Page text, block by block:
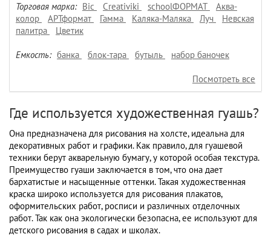
Торговая марка: Bic Creativiki schoolФОРМАТ
Аква-
колор
АРТформат Гамма Каляка-Маляка Луч
Невская
палитра
Цветик
Емкость: банка блок-тара бутыль набор баночек
Посмотреть все
Где используется художественная гуашь?
Она предназначена для рисования на холсте, идеальна для
декоративных работ и графики. Как правило, для гуашевой
техники берут акварельную бумагу, у которой особая текстура.
Преимущество гуаши заключается в том, что она дает
бархатистые и насыщенные оттенки. Такая художественная
краска широко используется для рисования плакатов,
оформительских работ, росписи и различных отделочных
работ. Так как она экологически безопасна, ее используют для
детского рисования в садах и школах.